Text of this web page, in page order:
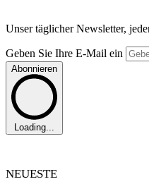
Unser täglicher Newsletter,
Geben Sie Ihre E-Mail ein
Abonnieren
Loading...
NEUESTE